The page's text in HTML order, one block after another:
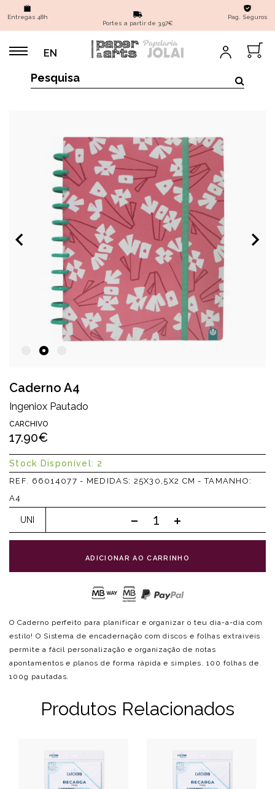
Entregas 48h
Portes a partir de 3,97€
Pag. Seguros
EN
Caderno A4
Ingeniox Pautado
CARCHIVO
17.90€
Stock Disponível: 2
REF. 66014077 - MEDIDAS: 25X30,5X2 CM - TAMANHO:
A4
UNI
ADICIONAR AO CARRINHO
O Caderno perfeito para planificar e organizar o teu dia-a-dia com
estilo! O Sistema de encadernação com discos e folhas extraíveis
permite a fácil personalização e organização de notas
apontamentos e planos de forma rápida e simples. 100 folhas de
100g pautadas.
Produtos Relacionados